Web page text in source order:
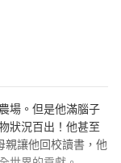
場。但是他滿腦子
狀況百出！他甚至
親讓他回校讀書，他